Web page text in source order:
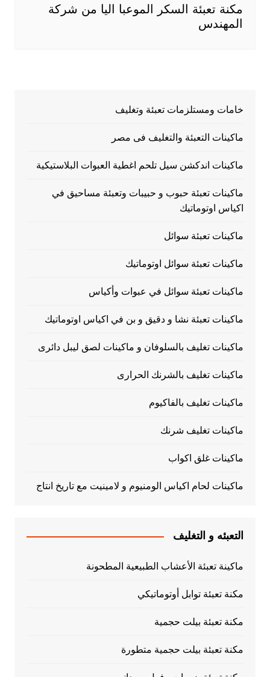
مكنة تعبئة السكر الموعبا اليا من شركة
المهندس
خامات ومستلزمات تعبئة وتغليف
ماكينات التعبئة والتغليف فى مصر
ماكينات اندكشن سيل تلحم اغطية العبوات البلاستيكية
ماكينات تعبئة حبوب و حبيبات وتعبئة مساحيق في
اكياس اوتوماتيك
ماكينات تعبئة سوائل
ماكينات تعبئة سوائل اوتوماتيك
ماكينات تعبئة سوائل في عبوات وأكياس
ماكينات تعبئة نشا و دقيق و بن في اكياس اوتوماتيك
ماكينات تغليف بالسلوفان و ماكينات لصق ليبل دائرى
ماكينات تغليف بالشرنك الحرارى
ماكينات تغليف بالفاكيوم
ماكينات تغليف شرنك
ماكينات غلق اكواب
ماكينات لحام اكياس الومنيوم و لامينيت مع تاريخ انتاج
التعبئه و التغليف
ماكينة تعبئة الأعشاب الطبيعية المطحونة
مكنة تعبئة توابل أوتوماتيكي
مكنة تعبئة بيلت حجمية
مكنة تعبئة بيلت حجمية متطورة